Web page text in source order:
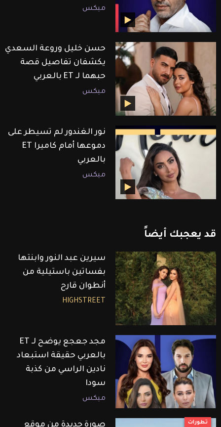
ميكس
حسن خليل وروعة السعدي
يكشفان تفاصيل قصة
حبهما لـ ET بالعربي
ميكس
نور الغندور لم تسيطر على
دموعها أمام كاميرا ET
بالعربي
ميكس
قد يعجبك أيضاً
سيرين عبد النور وابنتها
بفساتين باستيلية من
أنطوان قارح
HIGHSTREET
مجد جعجع يوضح لـ ET
بالعربي حقيقة استبعاد
نادين الراسي من كذبة
سودا
ميكس
تطورات صورة جديدة من موقع